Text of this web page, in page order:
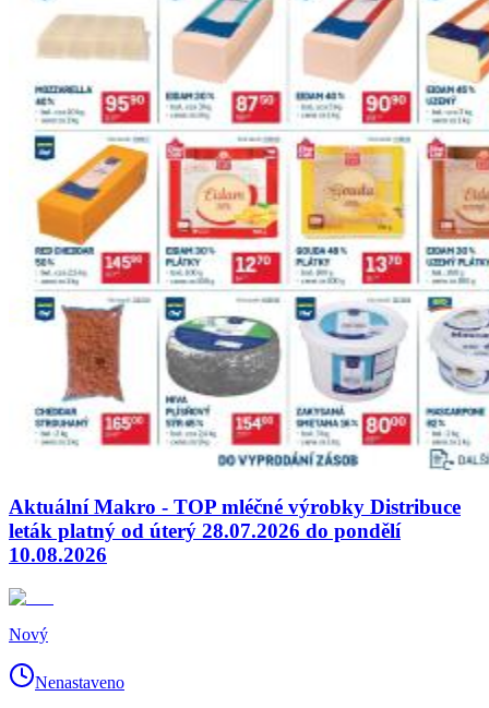
Aktuální Makro - TOP mléčné výrobky Distribuce
leták platný od úterý 28.07.2026 do pondělí
10.08.2026
Nový
Nenastaveno